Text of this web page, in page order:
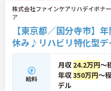
株式会社ファインケアリハデイボナ
ア
【東京都／国分寺市】
休み♪リハビリ特化型デ
給料
月収 24.2万円～
年収350万円～
デル